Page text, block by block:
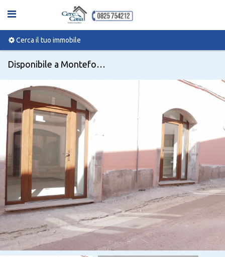
Cerca il tuo immobile
Disponibile a Monteforte irpino, Corso Vittorio Emanuele 65 - Codice 0003987